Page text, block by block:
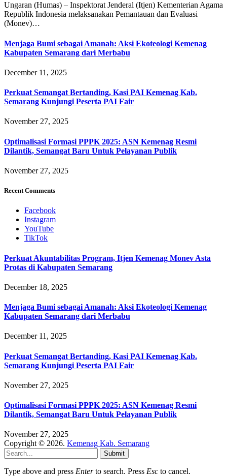
Ungaran (Humas) – Inspektorat Jenderal (Itjen) Kementerian Agama
Republik Indonesia melaksanakan Pemantauan dan Evaluasi
(Monev)…
Menjaga Bumi sebagai Amanah: Aksi Ekoteologi Kemenag
Kabupaten Semarang dari Merbabu
December 11, 2025
Perkuat Semangat Bertanding, Kasi PAI Kemenag Kab.
Semarang Kunjungi Peserta PAI Fair
November 27, 2025
Optimalisasi Formasi PPPK 2025: ASN Kemenag Resmi
Dilantik, Semangat Baru Untuk Pelayanan Publik
November 27, 2025
Recent Comments
Facebook
Instagram
YouTube
TikTok
Perkuat Akuntabilitas Program, Itjen Kemenag Monev Asta
Protas di Kabupaten Semarang
December 18, 2025
Menjaga Bumi sebagai Amanah: Aksi Ekoteologi Kemenag
Kabupaten Semarang dari Merbabu
December 11, 2025
Perkuat Semangat Bertanding, Kasi PAI Kemenag Kab.
Semarang Kunjungi Peserta PAI Fair
November 27, 2025
Optimalisasi Formasi PPPK 2025: ASN Kemenag Resmi
Dilantik, Semangat Baru Untuk Pelayanan Publik
November 27, 2025
Copyright © 2026. Kemenag Kab. Semarang
Submit
Type above and press Enterto search. Press Esc to cancel.